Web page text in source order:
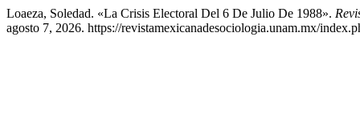
Loaeza, Soledad. «La Crisis Electoral Del 6 De Julio De 1988».
agosto 7, 2026. https://revistamexicanadesociologia.unam.mx/